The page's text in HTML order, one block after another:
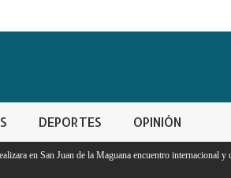
DEPORTES OPINIÓN
encuentro internacional y de comercializacion